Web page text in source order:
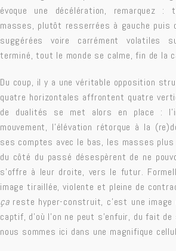
évoque une décélération, remarquez
masses, plutôt resserrées à gauche
suggérées voire carrément volatiles
terminé, tout le monde se calme, fin de la
Du coup, il y a une véritable opposition
quatre horizontales affrontent quatre
de dualités se met alors en place :
mouvement, l’élévation rétorque à la
ses comptes avec le bas, les masses plus
du côté du passé désespèrent de ne
s’offre à leur droite, vers le futur.
image tiraillée, violente et pleine de
çareste hyper-construit, c’est une image
captif, d’où l’on ne peut s’enfuir, du fait
nous sommes ici dans une magnifique